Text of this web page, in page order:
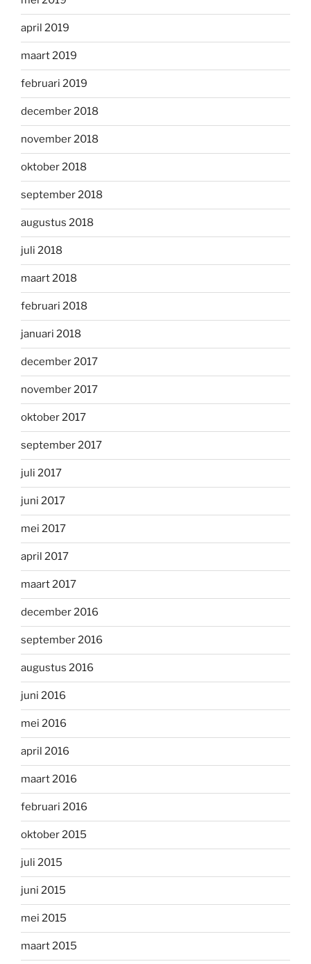
april 2019
maart 2019
februari 2019
december 2018
november 2018
oktober 2018
september 2018
augustus 2018
juli 2018
maart 2018
februari 2018
januari 2018
december 2017
november 2017
oktober 2017
september 2017
juli 2017
juni 2017
mei 2017
april 2017
maart 2017
december 2016
september 2016
augustus 2016
juni 2016
mei 2016
april 2016
maart 2016
februari 2016
oktober 2015
juli 2015
juni 2015
mei 2015
maart 2015